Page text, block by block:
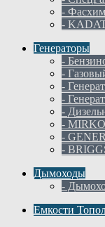
-
-
Генераторы
-
-
-
-
-
-
-
-
Дымоходы
-
Емкости